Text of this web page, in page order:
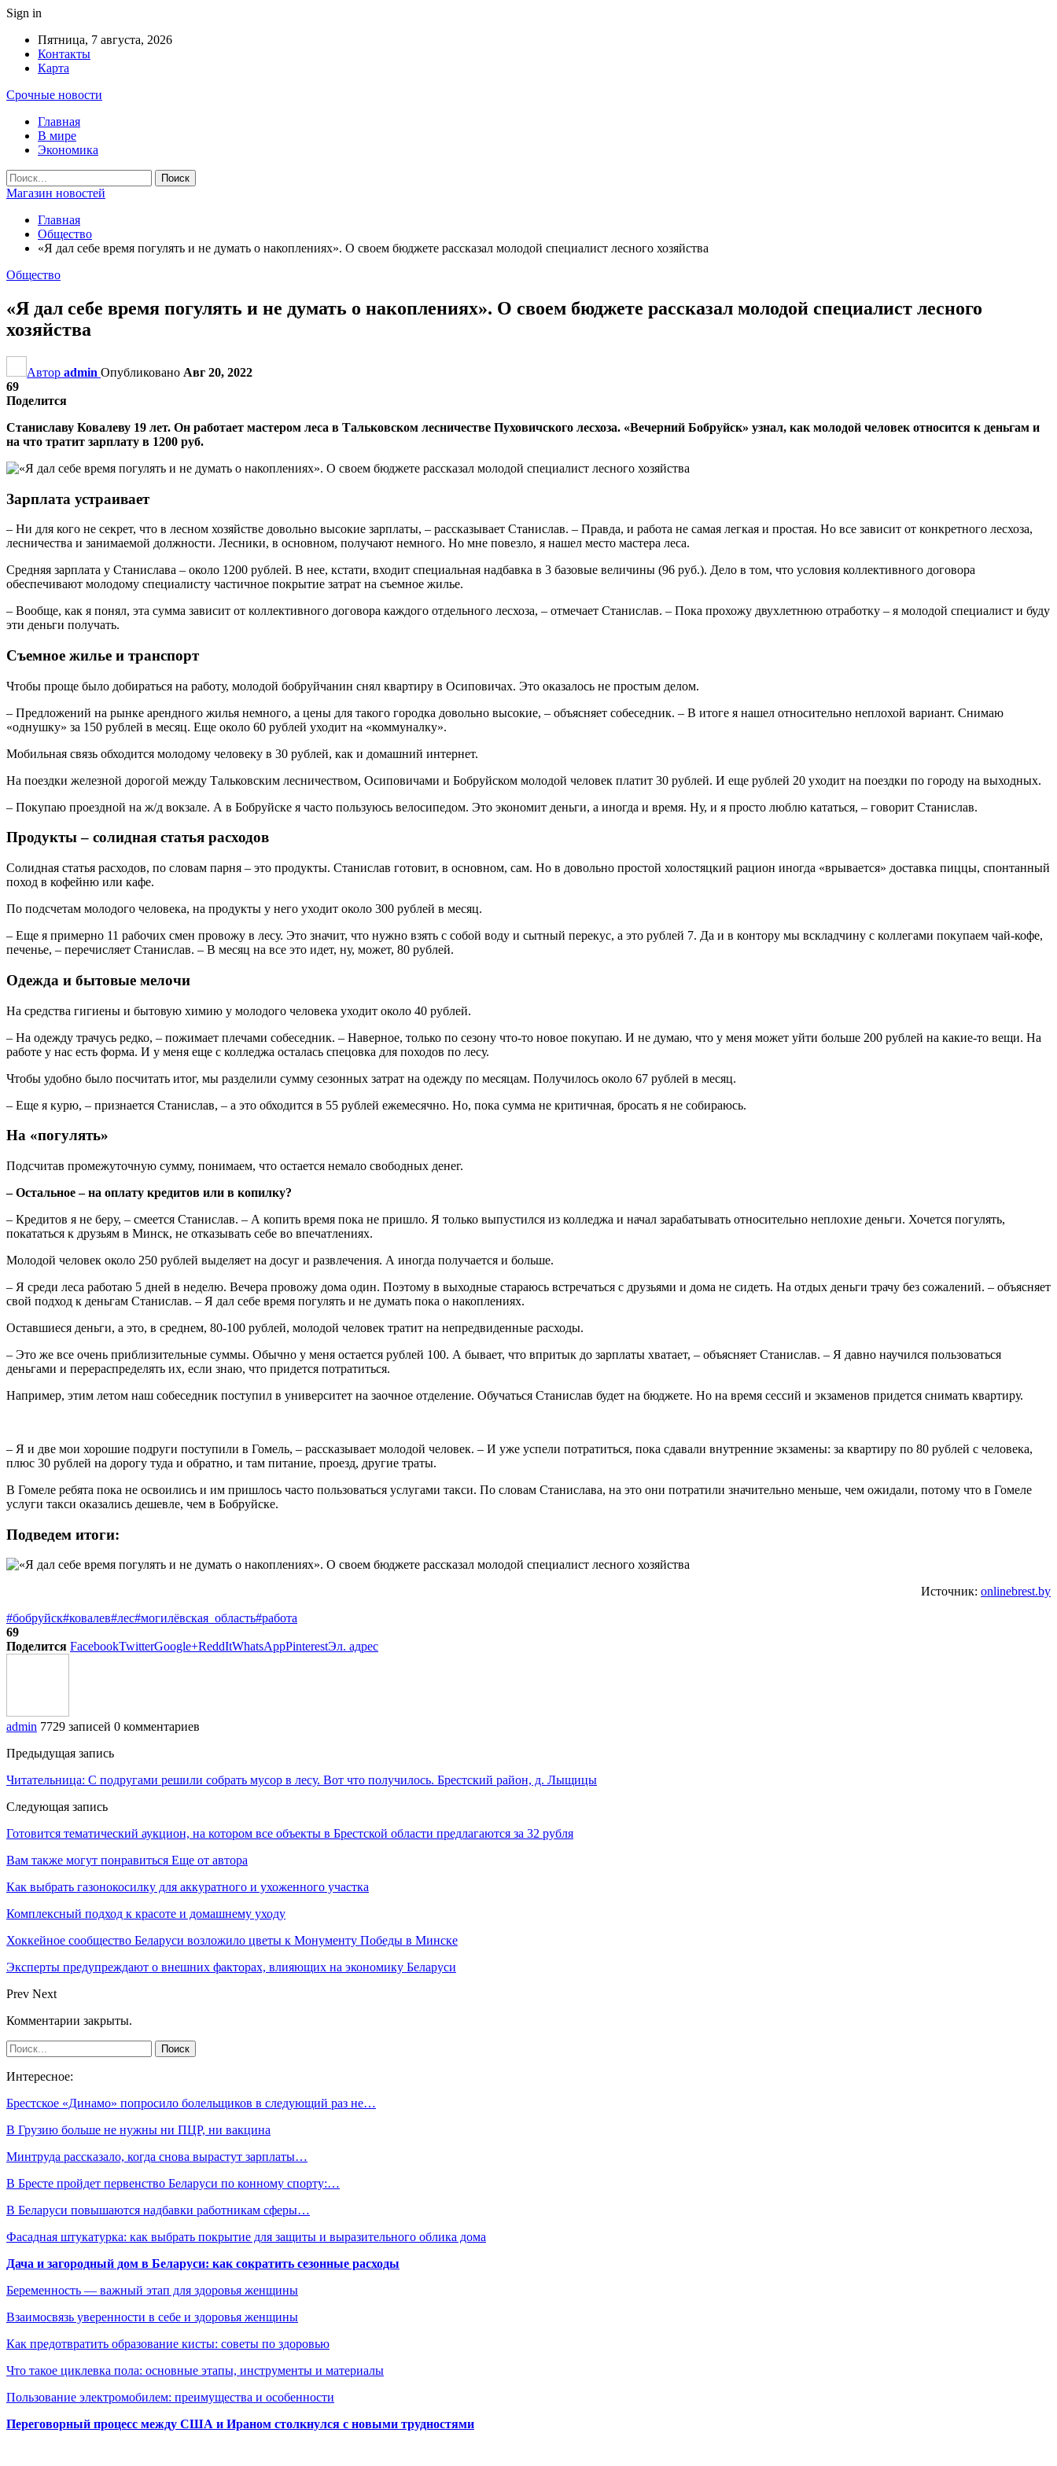
Sign in
Пятница, 7 августа, 2026
Контакты
Карта
Срочные новости
Главная
В мире
Экономика
Магазин новостей
Главная
Общество
«Я дал себе время погулять и не думать о накоплениях». О своем бюджете рассказал молодой специалист лесного хозяйства
Общество
«Я дал себе время погулять и не думать о накоплениях». О своем бюджете рассказал молодой специалист лесного
хозяйства
Автор admin Опубликовано Авг 20, 2022
69
Поделится
Станиславу Ковалеву 19 лет. Он работает мастером леса в Тальковском лесничестве Пуховичского лесхоза. «Вечерний Бобруйск» узнал, как молодой человек относится к деньгам и
на что тратит зарплату в 1200 руб.
Зарплата устраивает
– Ни для кого не секрет, что в лесном хозяйстве довольно высокие зарплаты, – рассказывает Станислав. – Правда, и работа не самая легкая и простая. Но все зависит от конкретного лесхоза,
лесничества и занимаемой должности. Лесники, в основном, получают немного. Но мне повезло, я нашел место мастера леса.
Средняя зарплата у Станислава – около 1200 рублей. В нее, кстати, входит специальная надбавка в 3 базовые величины (96 руб.). Дело в том, что условия коллективного договора
обеспечивают молодому специалисту частичное покрытие затрат на съемное жилье.
– Вообще, как я понял, эта сумма зависит от коллективного договора каждого отдельного лесхоза, – отмечает Станислав. – Пока прохожу двухлетнюю отработку – я молодой специалист и буду
эти деньги получать.
Съемное жилье и транспорт
Чтобы проще было добираться на работу, молодой бобруйчанин снял квартиру в Осиповичах. Это оказалось не простым делом.
– Предложений на рынке арендного жилья немного, а цены для такого городка довольно высокие, – объясняет собеседник. – В итоге я нашел относительно неплохой вариант. Снимаю
«однушку» за 150 рублей в месяц. Еще около 60 рублей уходит на «коммуналку».
Мобильная связь обходится молодому человеку в 30 рублей, как и домашний интернет.
На поездки железной дорогой между Тальковским лесничеством, Осиповичами и Бобруйском молодой человек платит 30 рублей. И еще рублей 20 уходит на поездки по городу на выходных.
– Покупаю проездной на ж/д вокзале. А в Бобруйске я часто пользуюсь велосипедом. Это экономит деньги, а иногда и время. Ну, и я просто люблю кататься, – говорит Станислав.
Продукты – солидная статья расходов
Солидная статья расходов, по словам парня – это продукты. Станислав готовит, в основном, сам. Но в довольно простой холостяцкий рацион иногда «врывается» доставка пиццы, спонтанный
поход в кофейню или кафе.
По подсчетам молодого человека, на продукты у него уходит около 300 рублей в месяц.
– Еще я примерно 11 рабочих смен провожу в лесу. Это значит, что нужно взять с собой воду и сытный перекус, а это рублей 7. Да и в контору мы вскладчину с коллегами покупаем чай-кофе,
печенье, – перечисляет Станислав. – В месяц на все это идет, ну, может, 80 рублей.
Одежда и бытовые мелочи
На средства гигиены и бытовую химию у молодого человека уходит около 40 рублей.
– На одежду трачусь редко, – пожимает плечами собеседник. – Наверное, только по сезону что-то новое покупаю. И не думаю, что у меня может уйти больше 200 рублей на какие-то вещи. На
работе у нас есть форма. И у меня еще с колледжа осталась спецовка для походов по лесу.
Чтобы удобно было посчитать итог, мы разделили сумму сезонных затрат на одежду по месяцам. Получилось около 67 рублей в месяц.
– Еще я курю, – признается Станислав, – а это обходится в 55 рублей ежемесячно. Но, пока сумма не критичная, бросать я не собираюсь.
На «погулять»
Подсчитав промежуточную сумму, понимаем, что остается немало свободных денег.
– Остальное – на оплату кредитов или в копилку?
– Кредитов я не беру, – смеется Станислав. – А копить время пока не пришло. Я только выпустился из колледжа и начал зарабатывать относительно неплохие деньги. Хочется погулять,
покататься к друзьям в Минск, не отказывать себе во впечатлениях.
Молодой человек около 250 рублей выделяет на досуг и развлечения. А иногда получается и больше.
– Я среди леса работаю 5 дней в неделю. Вечера провожу дома один. Поэтому в выходные стараюсь встречаться с друзьями и дома не сидеть. На отдых деньги трачу без сожалений. – объясняет
свой подход к деньгам Станислав. – Я дал себе время погулять и не думать пока о накоплениях.
Оставшиеся деньги, а это, в среднем, 80-100 рублей, молодой человек тратит на непредвиденные расходы.
– Это же все очень приблизительные суммы. Обычно у меня остается рублей 100. А бывает, что впритык до зарплаты хватает, – объясняет Станислав. – Я давно научился пользоваться
деньгами и перераспределять их, если знаю, что придется потратиться.
Например, этим летом наш собеседник поступил в университет на заочное отделение. Обучаться Станислав будет на бюджете. Но на время сессий и экзаменов придется снимать квартиру.
– Я и две мои хорошие подруги поступили в Гомель, – рассказывает молодой человек. – И уже успели потратиться, пока сдавали внутренние экзамены: за квартиру по 80 рублей с человека,
плюс 30 рублей на дорогу туда и обратно, и там питание, проезд, другие траты.
В Гомеле ребята пока не освоились и им пришлось часто пользоваться услугами такси. По словам Станислава, на это они потратили значительно меньше, чем ожидали, потому что в Гомеле
услуги такси оказались дешевле, чем в Бобруйске.
Подведем итоги:
Источник: onlinebrest.by
#бобруйск#ковалев#лес#могилёвская_область#работа
69
Поделится FacebookTwitterGoogle+ReddItWhatsAppPinterestЭл. адрес
admin 7729 записей 0 комментариев
Предыдущая запись
Читательница: С подругами решили собрать мусор в лесу. Вот что получилось. Брестский район, д. Лыщицы
Следующая запись
Готовится тематический аукцион, на котором все объекты в Брестской области предлагаются за 32 рубля
Вам также могут понравиться Еще от автора
Как выбрать газонокосилку для аккуратного и ухоженного участка
Комплексный подход к красоте и домашнему уходу
Хоккейное сообщество Беларуси возложило цветы к Монументу Победы в Минске
Эксперты предупреждают о внешних факторах, влияющих на экономику Беларуси
Prev Next
Комментарии закрыты.
Интересное:
Брестское «Динамо» попросило болельщиков в следующий раз не…
В Грузию больше не нужны ни ПЦР, ни вакцина
Минтруда рассказало, когда снова вырастут зарплаты…
В Бресте пройдет первенство Беларуси по конному спорту:…
В Беларуси повышаются надбавки работникам сферы…
Фасадная штукатурка: как выбрать покрытие для защиты и выразительного облика дома
Дача и загородный дом в Беларуси: как сократить сезонные расходы
Беременность — важный этап для здоровья женщины
Взаимосвязь уверенности в себе и здоровья женщины
Как предотвратить образование кисты: советы по здоровью
Что такое циклевка пола: основные этапы, инструменты и материалы
Пользование электромобилем: преимущества и особенности
Переговорный процесс между США и Ираном столкнулся с новыми трудностями